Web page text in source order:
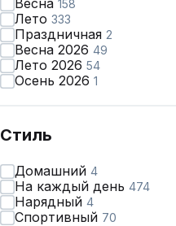
Весна 158
Лето 333
Праздничная 2
Весна 2026 49
Лето 2026 54
Осень 2026 1
Стиль
Домашний 4
На каждый день 474
Нарядный 4
Спортивный 70